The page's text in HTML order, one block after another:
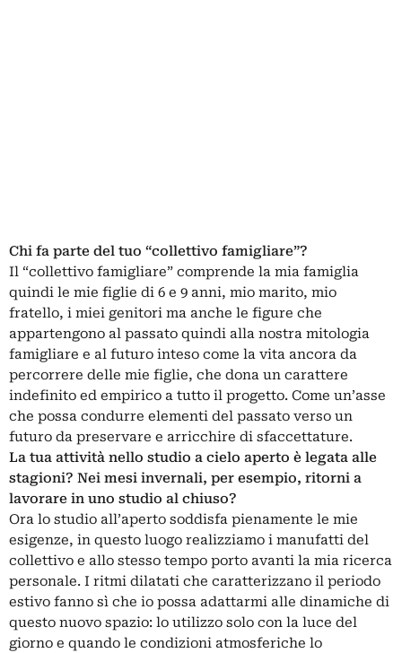
Chi fa parte del tuo “collettivo famigliare”?
Il “collettivo famigliare” comprende la mia famiglia
quindi le mie figlie di 6 e 9 anni, mio marito, mio
fratello, i miei genitori ma anche le figure che
appartengono al passato quindi alla nostra mitologia
famigliare e al futuro inteso come la vita ancora da
percorrere delle mie figlie, che dona un carattere
indefinito ed empirico a tutto il progetto. Come un’asse
che possa condurre elementi del passato verso un
futuro da preservare e arricchire di sfaccettature.
La tua attività nello studio a cielo aperto è legata alle
stagioni? Nei mesi invernali, per esempio, ritorni a
lavorare in uno studio al chiuso?
Ora lo studio all’aperto soddisfa pienamente le mie
esigenze, in questo luogo realizziamo i manufatti del
collettivo e allo stesso tempo porto avanti la mia ricerca
personale. I ritmi dilatati che caratterizzano il periodo
estivo fanno sì che io possa adattarmi alle dinamiche di
questo nuovo spazio: lo utilizzo solo con la luce del
giorno e quando le condizioni atmosferiche lo